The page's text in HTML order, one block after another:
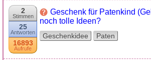
2
Stimmen
25
Antworten
16893
Aufrufe
Geschenk für Patenkind
noch tolle Ideen?
Geschenkidee Paten